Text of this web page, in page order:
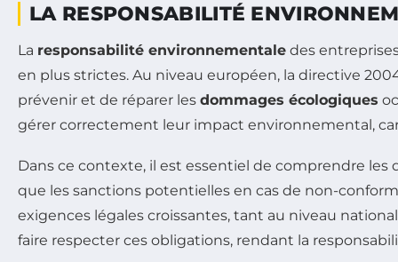
LA RESPONSABILITÉ
La responsabilité environnementale des
en plus strictes. Au niveau européen, la directive
prévenir et de réparer les dommages écologiques
gérer correctement leur impact environnemental,
Dans ce contexte, il est essentiel de comprendre les
que les sanctions potentielles en cas de non-
exigences légales croissantes, tant au niveau
faire respecter ces obligations, rendant la